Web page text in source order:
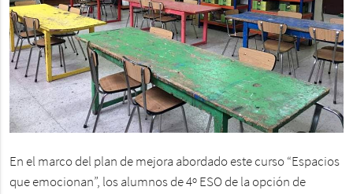
En el marco del plan de mejora abordado este curso “Espacios
que emocionan”, los alumnos de 4º ESO de la opción de